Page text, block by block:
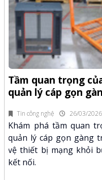
Tin công nghệ 26/03/
Tầm quan trọng
quản lý cáp gọn
Khám phá tầm quan
quản lý cáp gọn gàng
vệ thiết bị mạng khỏi
kết nối.